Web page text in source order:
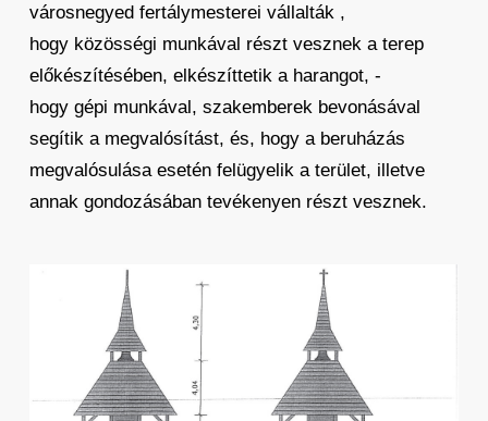
városnegyed fertálymesterei vállalták ,
hogy közösségi munkával részt vesznek a terep
előkészítésében, elkészíttetik a harangot, -
hogy gépi munkával, szakemberek bevonásával
segítik a megvalósítást, és, hogy a beruházás
megvalósulása esetén felügyelik a terület, illetve
annak gondozásában tevékenyen részt vesznek.